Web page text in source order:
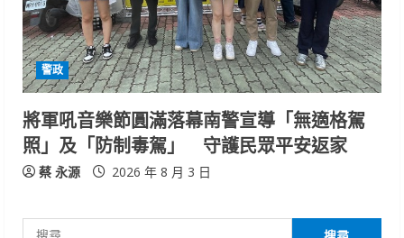
警政
將軍吼音樂節圓滿落幕南警宣導「無適格駕
照」及「防制毒駕」 守護民眾平安返家
蔡 永源 2026 年 8 月 3 日